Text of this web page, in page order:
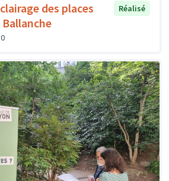
des places
Réalisé
0